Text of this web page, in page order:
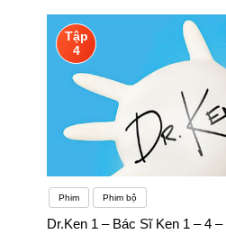
Tập
4
Phim Phim bộ
Dr.Ken 1 – Bác Sĩ Ken 1 – 4